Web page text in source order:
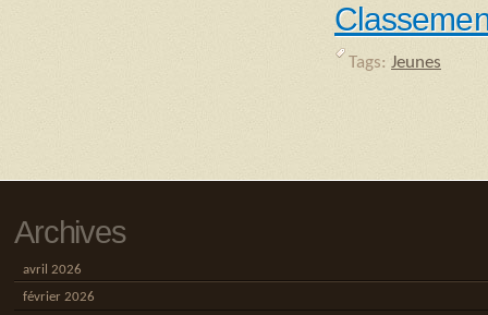
Tags: Jeunes
Archives
avril 2026
février 2026